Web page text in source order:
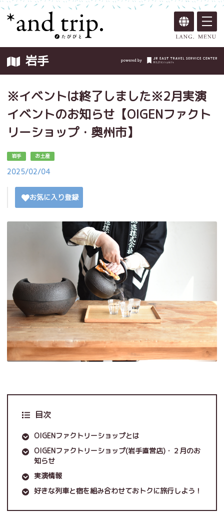
岩手
※イベントは終了しました※2月実演
イベントのお知らせ【OIGENファクト
リーショップ・奥州市】
岩手 お土産
2025/02/04
お気に入り登録
目次
OIGENファクトリーショップとは
OIGENファクトリーショップ(岩手直営店)・２月のお
知らせ
実演情報
好きな列車と宿を組み合わせておトクに旅行しよう！